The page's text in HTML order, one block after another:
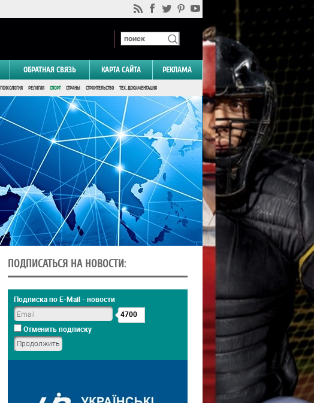
ОБРАТНАЯ СВЯЗЬ КАРТА САЙТА РЕКЛАМА
ПСИХОЛОГИЯ РЕЛИГИЯ СПОРТ СТРАНЫ СТРОИТЕЛЬСТВО ТЕХ. ДОКУМЕНТАЦИЯ
ПОДПИСАТЬСЯ НА НОВОСТИ:
Подписка по E-Mail - новости
4700
Отменить подписку